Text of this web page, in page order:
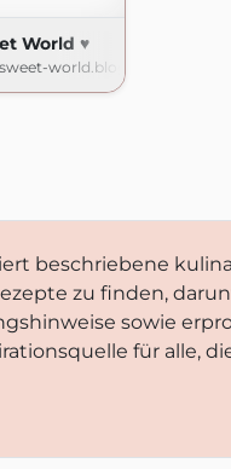
World ♥
world.blogspot.com
beschriebene
zu finden,
sowie
für alle,